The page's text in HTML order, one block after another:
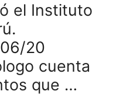
el Instituto
20
cuenta
que …